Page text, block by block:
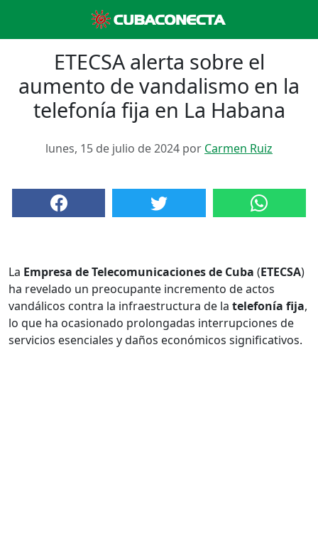
ETECSA alerta sobre el
aumento de vandalismo en la
telefonía fija en La Habana
lunes, 15 de julio de 2024 por Carmen Ruiz
La Empresa de Telecomunicaciones de Cuba (ETECSA)
ha revelado un preocupante incremento de actos
vandálicos contra la infraestructura de la telefonía fija,
lo que ha ocasionado prolongadas interrupciones de
servicios esenciales y daños económicos significativos.